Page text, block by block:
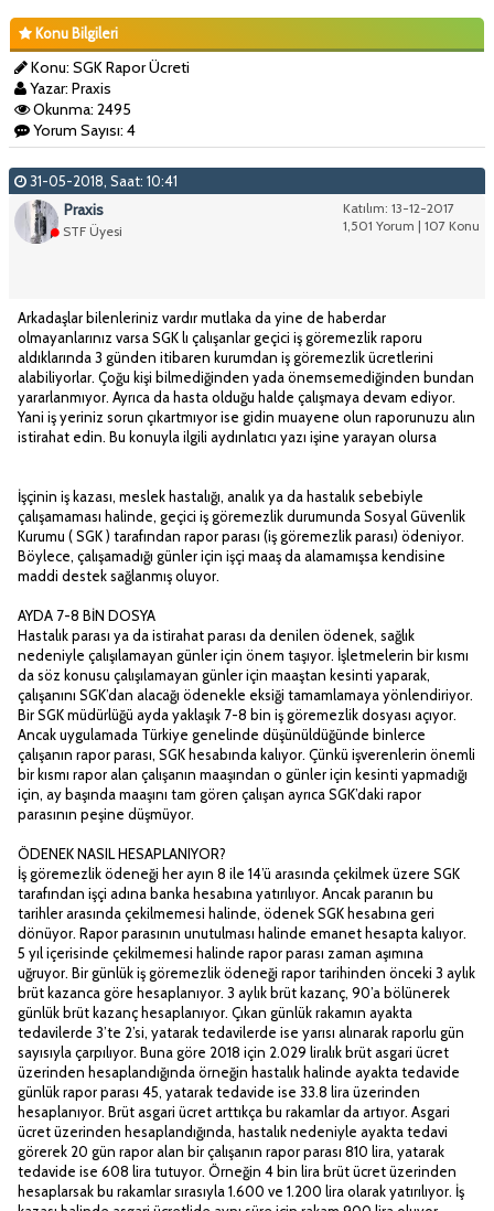
Konu Bilgileri
Konu: SGK Rapor Ücreti
Yazar: Praxis
Okunma: 2495
Yorum Sayısı: 4
31-05-2018, Saat: 10:41
Katılım: 13-12-2017
1,501 Yorum | 107 Konu
Praxis
STF Üyesi
Arkadaşlar bilenleriniz vardır mutlaka da yine de haberdar
olmayanlarınız varsa SGK lı çalışanlar geçici iş göremezlik raporu
aldıklarında 3 günden itibaren kurumdan iş göremezlik ücretlerini
alabiliyorlar. Çoğu kişi bilmediğinden yada önemsemediğinden bundan
yararlanmıyor. Ayrıca da hasta olduğu halde çalışmaya devam ediyor.
Yani iş yeriniz sorun çıkartmıyor ise gidin muayene olun raporunuzu alın
istirahat edin. Bu konuyla ilgili aydınlatıcı yazı işine yarayan olursa
İşçinin iş kazası, meslek hastalığı, analık ya da hastalık sebebiyle
çalışamaması halinde, geçici iş göremezlik durumunda Sosyal Güvenlik
Kurumu ( SGK ) tarafından rapor parası (iş göremezlik parası) ödeniyor.
Böylece, çalışamadığı günler için işçi maaş da alamamışsa kendisine
maddi destek sağlanmış oluyor.
AYDA 7-8 BİN DOSYA
Hastalık parası ya da istirahat parası da denilen ödenek, sağlık
nedeniyle çalışılamayan günler için önem taşıyor. İşletmelerin bir kısmı
da söz konusu çalışılamayan günler için maaştan kesinti yaparak,
çalışanını SGK’dan alacağı ödenekle eksiği tamamlamaya yönlendiriyor.
Bir SGK müdürlüğü ayda yaklaşık 7-8 bin iş göremezlik dosyası açıyor.
Ancak uygulamada Türkiye genelinde düşünüldüğünde binlerce
çalışanın rapor parası, SGK hesabında kalıyor. Çünkü işverenlerin önemli
bir kısmı rapor alan çalışanın maaşından o günler için kesinti yapmadığı
için, ay başında maaşını tam gören çalışan ayrıca SGK’daki rapor
parasının peşine düşmüyor.
ÖDENEK NASIL HESAPLANIYOR?
İş göremezlik ödeneği her ayın 8 ile 14’ü arasında çekilmek üzere SGK
tarafından işçi adına banka hesabına yatırılıyor. Ancak paranın bu
tarihler arasında çekilmemesi halinde, ödenek SGK hesabına geri
dönüyor. Rapor parasının unutulması halinde emanet hesapta kalıyor.
5 yıl içerisinde çekilmemesi halinde rapor parası zaman aşımına
uğruyor. Bir günlük iş göremezlik ödeneği rapor tarihinden önceki 3 aylık
brüt kazanca göre hesaplanıyor. 3 aylık brüt kazanç, 90’a bölünerek
günlük brüt kazanç hesaplanıyor. Çıkan günlük rakamın ayakta
tedavilerde 3’te 2’si, yatarak tedavilerde ise yarısı alınarak raporlu gün
sayısıyla çarpılıyor. Buna göre 2018 için 2.029 liralık brüt asgari ücret
üzerinden hesaplandığında örneğin hastalık halinde ayakta tedavide
günlük rapor parası 45, yatarak tedavide ise 33.8 lira üzerinden
hesaplanıyor. Brüt asgari ücret arttıkça bu rakamlar da artıyor. Asgari
ücret üzerinden hesaplandığında, hastalık nedeniyle ayakta tedavi
görerek 20 gün rapor alan bir çalışanın rapor parası 810 lira, yatarak
tedavide ise 608 lira tutuyor. Örneğin 4 bin lira brüt ücret üzerinden
hesaplarsak bu rakamlar sırasıyla 1.600 ve 1.200 lira olarak yatırılıyor. İş